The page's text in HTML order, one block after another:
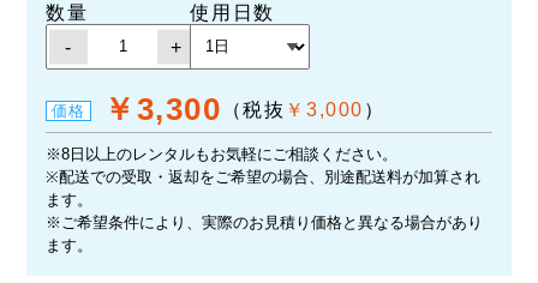
数量
-
+
使用日数
価格 ￥3,300 （税抜 ￥3,000 ）
※8日以上のレンタルもお気軽にご相談ください。
※配送での受取・返却をご希望の場合、別途配送料が加算され
ます。
※ご希望条件により、実際のお見積り価格と異なる場合があり
ます。